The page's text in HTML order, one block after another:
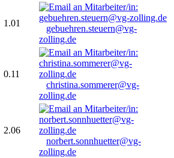
1.01
gebuehren.steuern@vg-
zolling.de
0.11
christina.sommerer@vg-
zolling.de
2.06
norbert.sonnhuetter@vg-
zolling.de